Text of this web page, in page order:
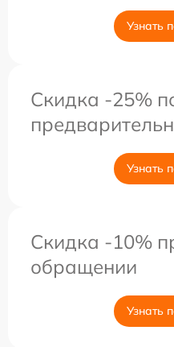
Узнать
Скидка -25%
Узнать
Скидка -10%
обращении
Узнать